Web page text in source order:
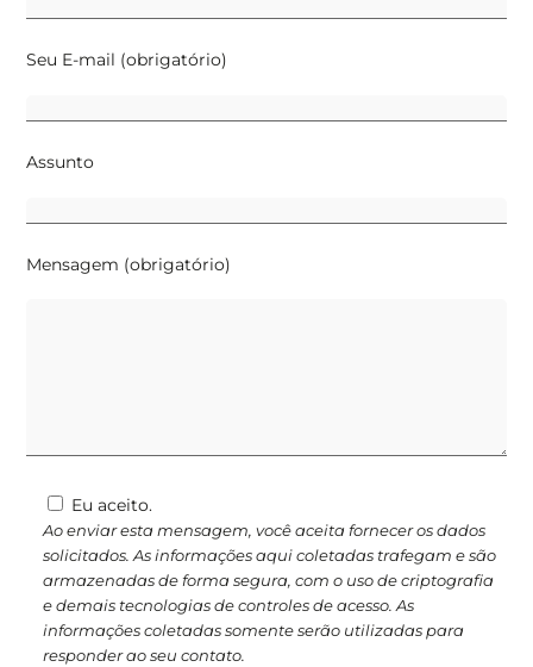
Seu E-mail (obrigatório)
Assunto
Mensagem (obrigatório)
Eu aceito.
Ao enviar esta mensagem, você aceita fornecer os dados
solicitados. As informações aqui coletadas trafegam e são
armazenadas de forma segura, com o uso de criptografia
e demais tecnologias de controles de acesso. As
informações coletadas somente serão utilizadas para
responder ao seu contato.